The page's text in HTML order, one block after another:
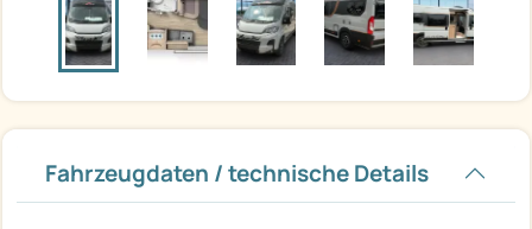
Fahrzeugdaten / technische Details